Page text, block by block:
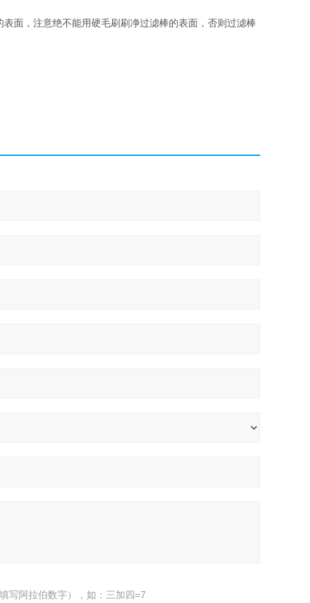
面，注意绝不能用硬毛刷刷净过滤棒的表面，否则过滤棒
写阿拉伯数字），如：三加四=7